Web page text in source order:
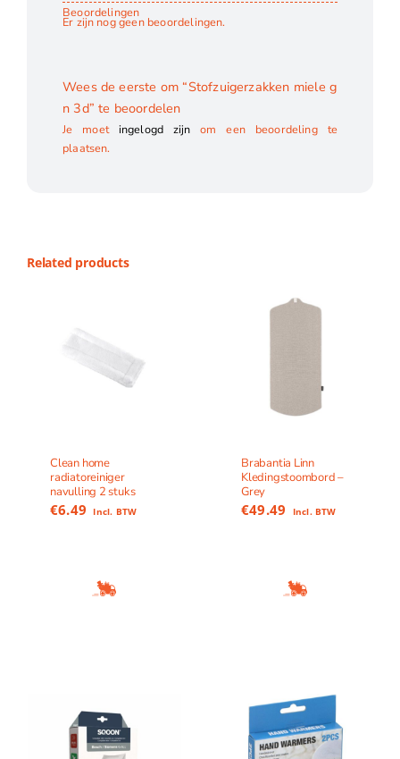
Beoordelingen
Er zijn nog geen beoordelingen.
Wees de eerste om “Stofzuigerzakken miele g
n 3d” te beoordelen
Je moet ingelogd zijn om een beoordeling te
plaatsen.
Related products
Clean home
radiatoreiniger
navulling 2 stuks
€6.49 Incl. BTW
Brabantia Linn
Kledingstoombord –
Grey
€49.49 Incl. BTW